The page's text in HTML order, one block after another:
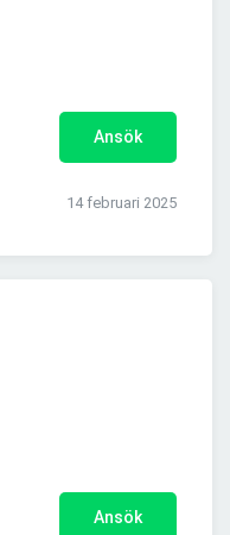
Ansök
14 februari 2025
Ansök